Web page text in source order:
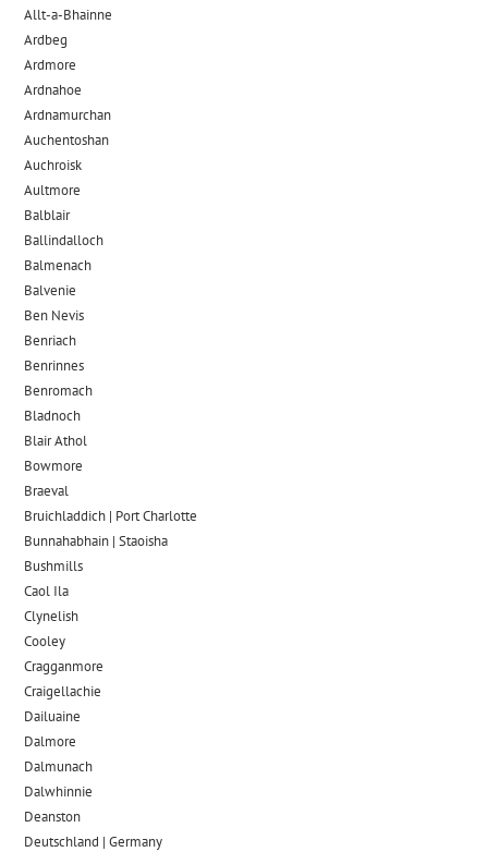
Allt-a-Bhainne
Ardbeg
Ardmore
Ardnahoe
Ardnamurchan
Auchentoshan
Auchroisk
Aultmore
Balblair
Ballindalloch
Balmenach
Balvenie
Ben Nevis
Benriach
Benrinnes
Benromach
Bladnoch
Blair Athol
Bowmore
Braeval
Bruichladdich | Port Charlotte
Bunnahabhain | Staoisha
Bushmills
Caol Ila
Clynelish
Cooley
Cragganmore
Craigellachie
Dailuaine
Dalmore​
Dalmunach
Dalwhinnie
Deanston
Deutschland | Germany